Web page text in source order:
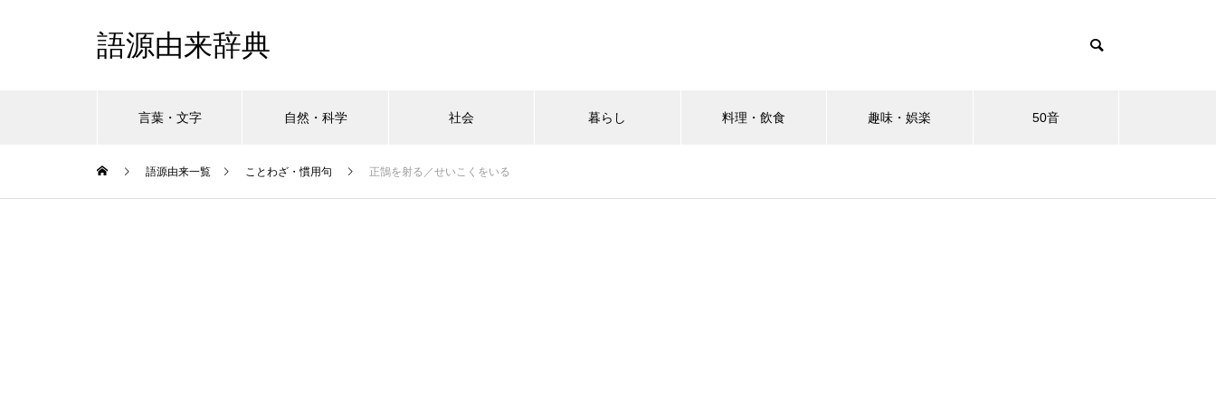
語源由来辞典
言葉・文字 自然・科学 社会 暮らし 料理・飲食 趣味・娯楽 50音
語源由来一覧 ことわざ・慣用句 正鵠を射る／せいこくをいる